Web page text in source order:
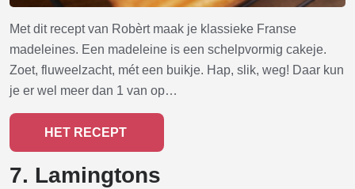
Met dit recept van Robèrt maak je klassieke Franse
madeleines. Een madeleine is een schelpvormig cakeje.
Zoet, fluweelzacht, mét een buikje. Hap, slik, weg! Daar kun
je er wel meer dan 1 van op…
HET RECEPT
7. Lamingtons